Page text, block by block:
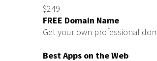
$249
FREE Domain Name
Get your own professional
Best Apps on the Web